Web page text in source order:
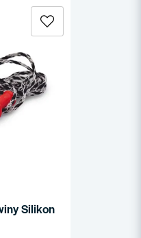
Silikon 1-P